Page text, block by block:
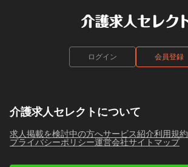
ログイン 会員登録
介護求人セレクトについて
求人掲載を検討中の方へサービス紹介利用規約
プライバシーポリシー運営会社サイトマップ